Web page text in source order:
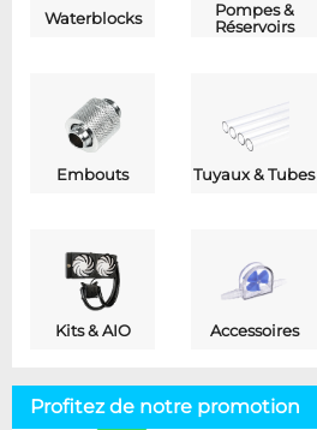
Waterblocks
Pompes &
Réservoirs
Embouts Tuyaux & Tubes
Kits & AIO Accessoires
Profitez de notre promotion